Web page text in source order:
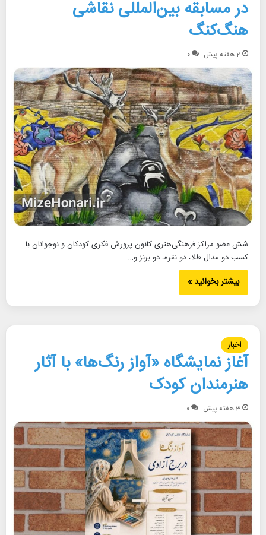
در مسابقه بین‌المللی نقاشی
هنگ‌کنگ
2 هفته پیش ۰
شش عضو مراکز فرهنگی‌هنری کانون پرورش فکری کودکان و نوجوانان با
کسب دو مدال طلا، دو نقره، دو برنز و…
بیشتر بخوانید »
اخبار
آغاز نمایشگاه «آواز رنگ‌ها» با آثار
هنرمندان کودک
3 هفته پیش ۰